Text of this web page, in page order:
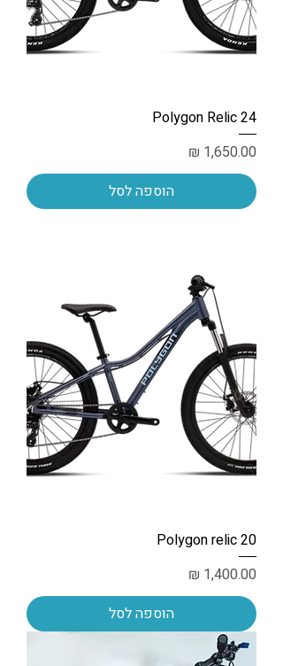
Polygon Relic 24
מחיר
הוספה לסל
Polygon relic 20
מחיר
הוספה לסל